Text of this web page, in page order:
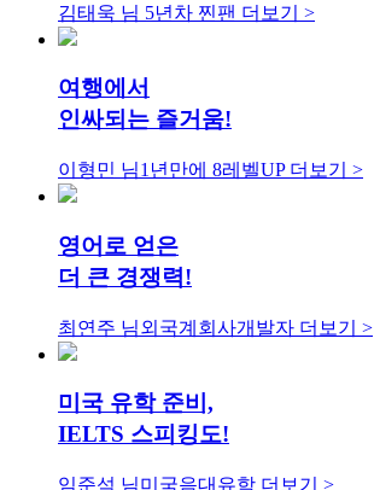
김태욱 님 5년차 찐팬 더보기 >
여행에서
인싸되는 즐거움!
이형민 님1년만에 8레벨UP 더보기 >
영어로 얻은
더 큰 경쟁력!
최연주 님외국계회사개발자 더보기 >
미국 유학 준비,
IELTS 스피킹도!
임준석 님미국음대유학 더보기 >